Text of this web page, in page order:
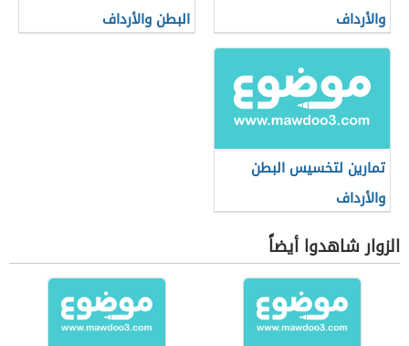
والأرداف
البطن والأرداف
تمارين لتخسيس البطن
والأرداف
الزوار شاهدوا أيضاً